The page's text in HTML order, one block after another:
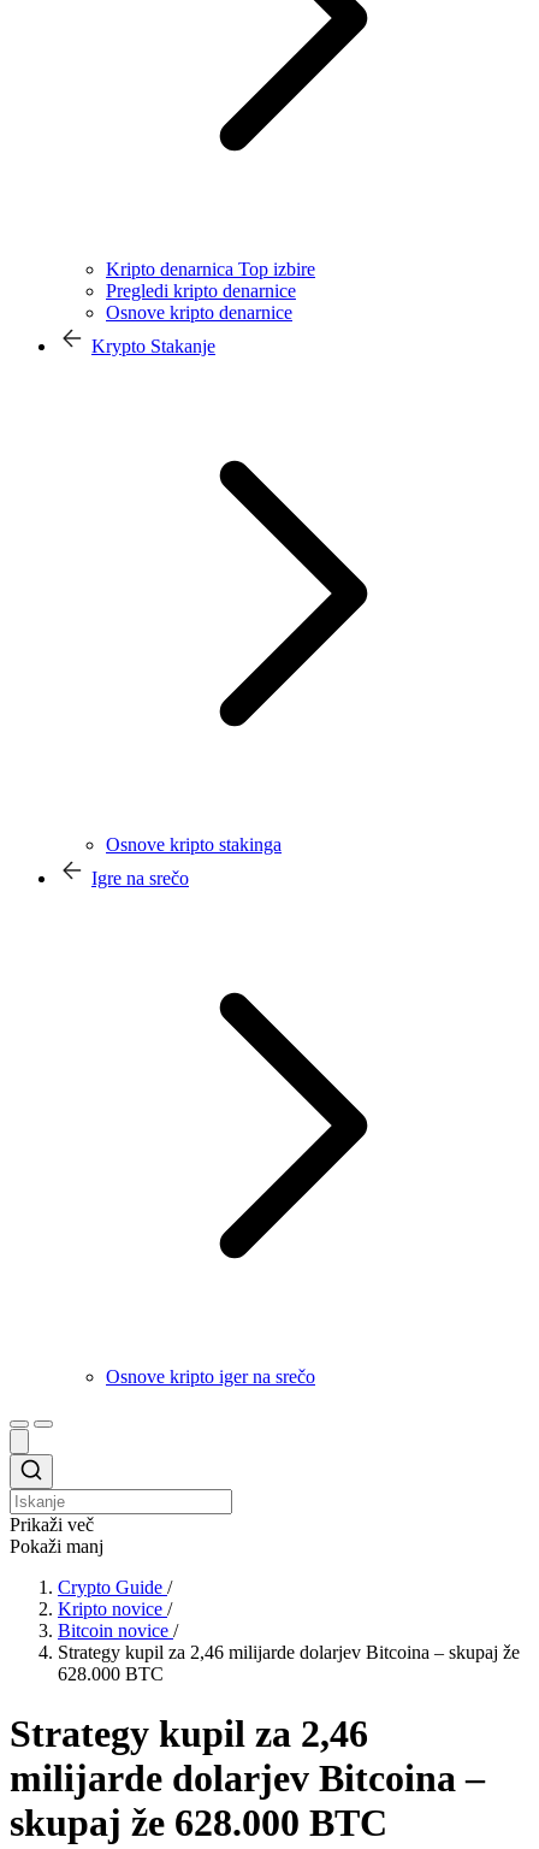
Kripto denarnica Top izbire
Pregledi kripto denarnice
Osnove kripto denarnice
Krypto Stakanje
Osnove kripto stakinga
Igre na srečo
Osnove kripto iger na srečo
Prikaži več
Pokaži manj
Crypto Guide /
Kripto novice /
Bitcoin novice /
Strategy kupil za 2,46 milijarde dolarjev Bitcoina – skupaj že
628.000 BTC
Strategy kupil za 2,46
milijarde dolarjev Bitcoina –
skupaj že 628.000 BTC